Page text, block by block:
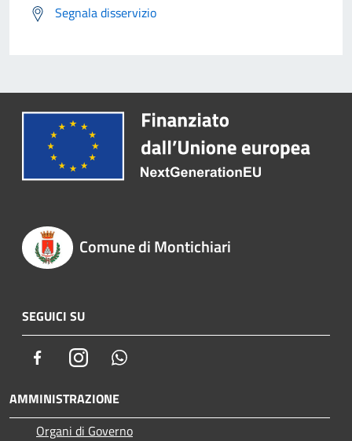
Segnala disservizio
Comune di Montichiari
SEGUICI SU
FacebookInstagram
AMMINISTRAZIONE
Organi di Governo